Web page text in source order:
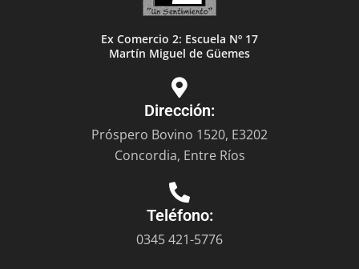
Ex Comercio 2: Escuela Nº 17
Martín Miguel de Güemes
Dirección:
Próspero Bovino 1520, E3202
Concordia, Entre Ríos
Teléfono:
0345 421-5776